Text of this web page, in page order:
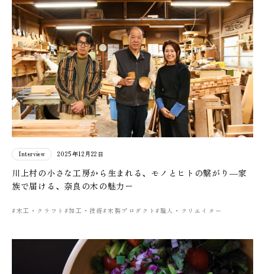
Interview 2025年12月22日
川上村の小さな工房から生まれる、モノとヒトの繋がり―家
族で届ける、奈良の木の魅力ー
#木工・クラフト #加工・技術#木製プロダクト#職人・クリエイター